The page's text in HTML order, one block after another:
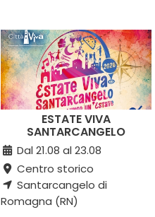
ESTATE VIVA
SANTARCANGELO
Dal 21.08 al 23.08
Centro storico
Santarcangelo di
Romagna (RN)